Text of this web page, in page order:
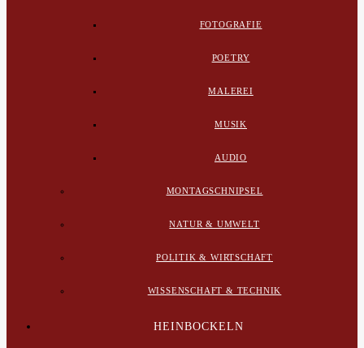
FOTOGRAFIE
POETRY
MALEREI
MUSIK
AUDIO
MONTAGSCHNIPSEL
NATUR & UMWELT
POLITIK & WIRTSCHAFT
WISSENSCHAFT & TECHNIK
HEINBOCKELN